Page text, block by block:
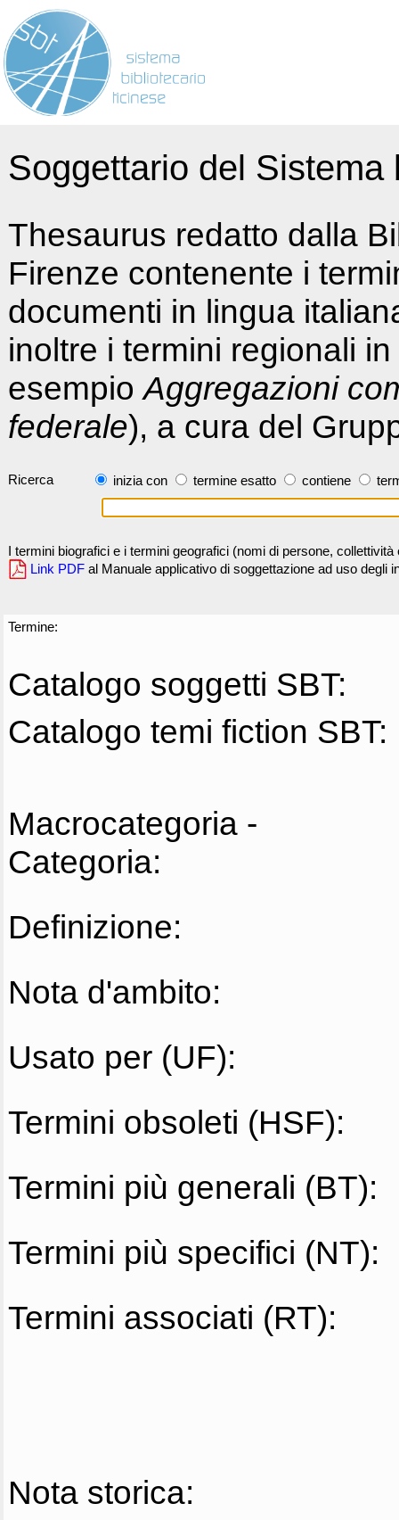
Soggettario del
Thesaurus redatto dalla
Firenze contenente i
documenti in lingua
inoltre i termini regionali
esempioAggregazioni
federale), a cura del
Ricerca inizia con termine esatto contiene
I termini biografici e i termini geografici (nomi di persone,
Link PDF al Manuale applicativo di soggettazione ad uso degli
Termine:
Catalogo soggetti SBT:
Catalogo temi fiction SBT:
Macrocategoria -
Categoria:
Definizione:
Nota d'ambito:
Usato per (UF):
Termini obsoleti (HSF):
Termini più generali (BT):
Termini più specifici (NT):
Termini associati (RT):
Nota storica: